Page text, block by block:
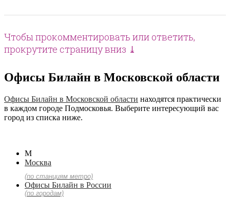
Чтобы прокомментировать или ответить,
прокрутите страницу вниз ⤓
Офисы Билайн в Московской области
Офисы Билайн в Московской области находятся практически
в каждом городе Подмосковья. Выберите интересующий вас
город из списка ниже.
М
Москва
(по станциям метро)
Офисы Билайн в России
(по городам)